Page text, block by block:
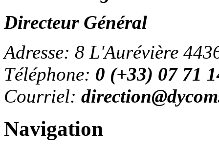
Directeur Général
Adresse: 8 L'Aurévière
Téléphone: 0 (+33) 07 71
Courriel:
Navigation